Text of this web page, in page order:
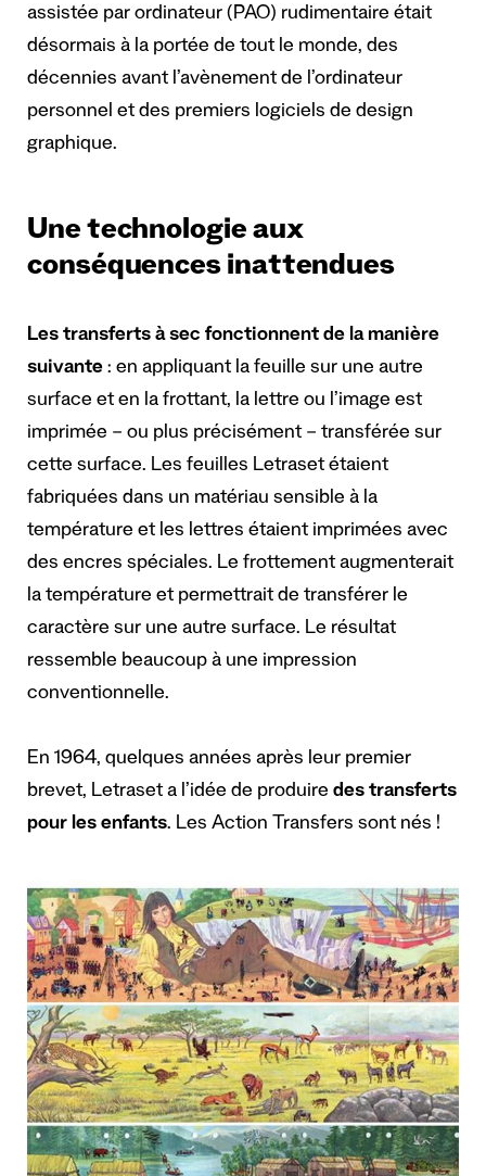
assistée par ordinateur (PAO) rudimentaire était
désormais à la portée de tout le monde, des
décennies avant l’avènement de l’ordinateur
personnel et des premiers logiciels de design
graphique.
Une technologie aux
conséquences inattendues
Les transferts à sec fonctionnent de la manière
suivante : en appliquant la feuille sur une autre
surface et en la frottant, la lettre ou l’image est
imprimée – ou plus précisément – transférée sur
cette surface. Les feuilles Letraset étaient
fabriquées dans un matériau sensible à la
température et les lettres étaient imprimées avec
des encres spéciales. Le frottement augmenterait
la température et permettrait de transférer le
caractère sur une autre surface. Le résultat
ressemble beaucoup à une impression
conventionnelle.
En 1964, quelques années après leur premier
brevet, Letraset a l’idée de produire des transferts
pour les enfants. Les Action Transfers sont nés !